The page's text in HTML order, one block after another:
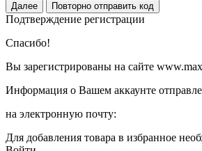
Далее Повторно отправить код
Подтверждение регистрации
Спасибо!
Вы зарегистрированы на сайте
Информация о Вашем аккаунте
на электронную почту:
Для добавления товара в избранное